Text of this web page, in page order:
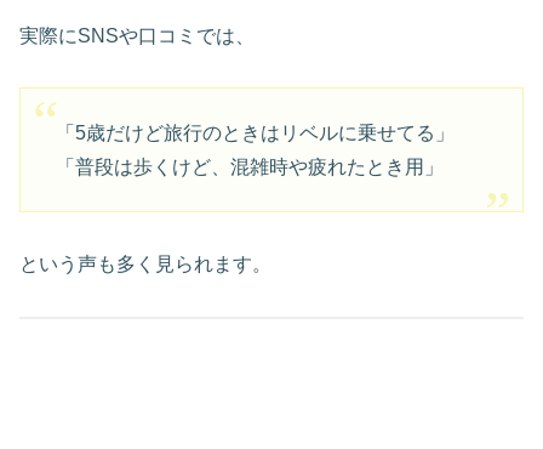
実際にSNSや口コミでは、
「5歳だけど旅行のときはリベルに乗せてる」
「普段は歩くけど、混雑時や疲れたとき用」
という声も多く見られます。